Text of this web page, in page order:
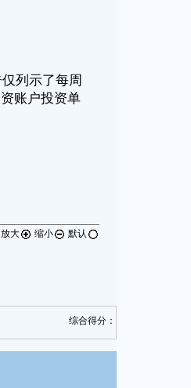
放大 缩小
默认
综合得分：